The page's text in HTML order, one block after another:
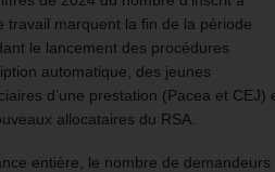
travail marquent la fin de la période
le lancement des procédures
automatique, des jeunes
d’une prestation (Pacea et CEJ)
allocataires du RSA.
entière, le nombre de demandeurs